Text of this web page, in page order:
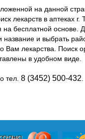
на данной
лекарств в аптеках
на бесплатной основе.
название и выбрать
Вам лекарства. Поиск
в удобном виде.
тел. 8 (3452) 500-432